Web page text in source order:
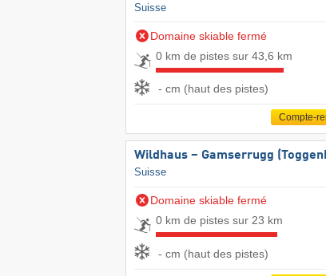
Suisse
Domaine skiable fermé
0 km de pistes sur 43,6 km
- cm (haut des pistes)
Compte-
Wildhaus – Gamserrugg
Suisse
Domaine skiable fermé
0 km de pistes sur 23 km
- cm (haut des pistes)